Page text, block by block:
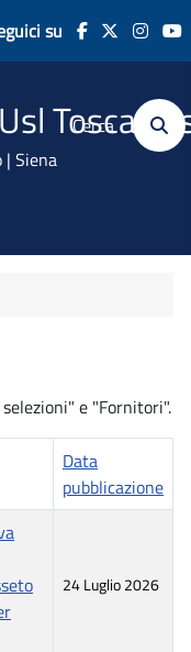
su
Toscana
| Siena
Cerca
e "Fornitori".
Data
pubblicazione
24 Luglio 2026